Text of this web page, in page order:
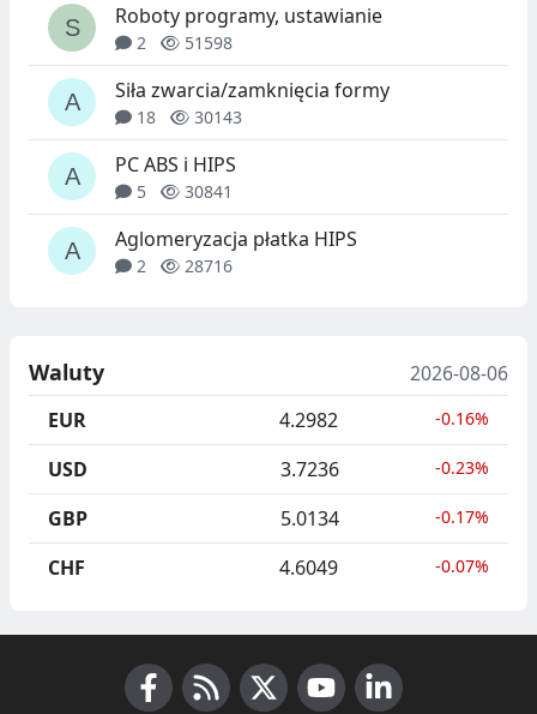
Roboty programy, ustawianie
2 51598
Siła zwarcia/zamknięcia formy
18 30143
PC ABS i HIPS
5 30841
Aglomeryzacja płatka HIPS
2 28716
Waluty
2026-08-06
EUR
4.2982 -0.16%
USD 3.7236 -0.23%
GBP 5.0134 -0.17%
CHF 4.6049 -0.07%